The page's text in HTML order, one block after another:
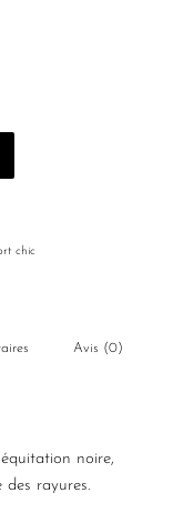
chic
Avis (0)
noire,
rayures.